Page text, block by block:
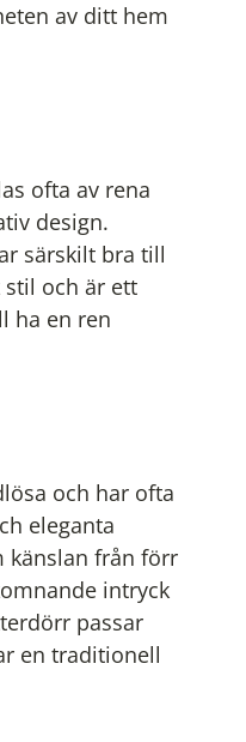
av ditt hem
ofta av rena
design.
särskilt bra till
och är ett
ha en ren
och har ofta
eleganta
känslan från förr
intryck
passar
en traditionell